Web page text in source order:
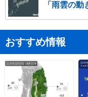
08/09(日
「記録
08/09(日
今日9
市街地
08/09(日
「雨雲の
おすすめ情報